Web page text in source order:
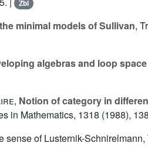
Zbl
minimal models of Sullivan,
algebras and loop
, Notion of category in
in Mathematics, 1318 (1988),
sense of Lusternik-